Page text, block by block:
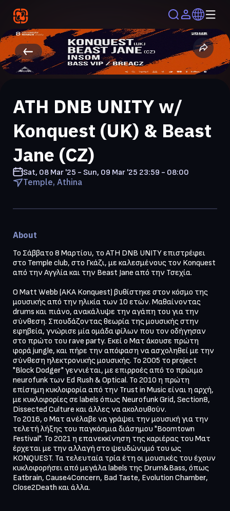
ATH DNB UNITY w/
Konquest (UK) & Beast
Jane (CZ)
Sat, 08 Mar '25 - Sun, 09 Mar '25 23:59 - 08:00
Temple, Athina
About
Το Σάββατο 8 Μαρτίου, το ATH DNB UNITY επιστρέφει
στο Temple club, στο Γκάζι, με καλεσμένους τον Konquest
από την Αγγλία και την Beast Jane από την Τσεχία.
O Matt Webb (AKA Konquest) βυθίστηκε στον κόσμο της
μουσικής από την ηλικία των 10 ετών. Μαθαίνοντας
drums και πιάνο, ανακάλυψε την αγάπη του για την
σύνθεση. Σπουδάζοντας θεωρία της μουσικής στην
εφηβεία, γνώρισε μία ομάδα φίλων που τον οδήγησαν
στο πρώτο του rave party. Εκεί ο Ματ άκουσε πρώτη
φορά jungle, και πήρε την απόφαση να ασχοληθεί με την
σύνθεση ηλεκτρονικής μουσικής. Το 2005 το project
"Block Dodger" γεννιέται, με επιρροές από το πρώιμο
neurofunk των Ed Rush & Optical. To 2010 η πρώτη
επίσημη κυκλοφορία από την Trust in Music είναι η αρχή,
με κυκλοφορίες σε labels όπως Neurofunk Grid, Section8,
Dissected Culture και άλλες να ακολουθούν.
Το 2016, ο Ματ ανέλαβε να γράψει την μουσική για την
τελετή λήξης του παγκόσμια διάσημου "Boomtown
Festival". To 2021 η επανεκκίνηση της καριέρας του Ματ
έρχεται με την αλλαγή στο ψευδώνυμό του ως
KONQUEST. Τα τελευταία τρία έτη οι μουσικές του έχουν
κυκλοφορήσει από μεγάλα labels της Drum&Bass, όπως
Eatbrain, Cause4Concern, Bad Taste, Evolution Chamber,
Close2Death και άλλα.